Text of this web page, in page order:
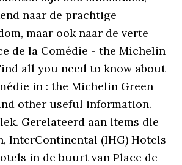
naar de prachtige
maar ook naar de verte
de la Comédie - the Michelin
all you need to know about
in : the Michelin Green
other useful information.
Gerelateerd aan items die
InterContinental (IHG) Hotels
in de buurt van Place de